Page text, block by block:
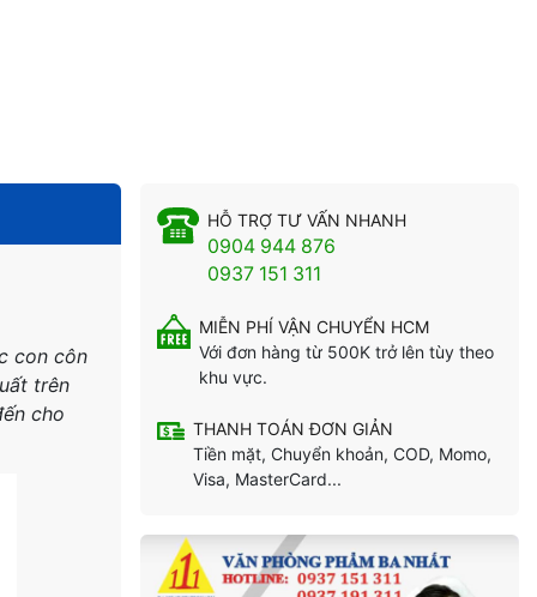
con côn
trên
cho
HỖ TRỢ TƯ VẤN NHANH
0904 944 876
0937 151 311
MIỄN PHÍ VẬN CHUYỂN HCM
Với đơn hàng từ 500K trở lên tùy theo
khu vực.
THANH TOÁN ĐƠN GIẢN
Tiền mặt, Chuyển khoản, COD, Momo,
Visa, MasterCard...